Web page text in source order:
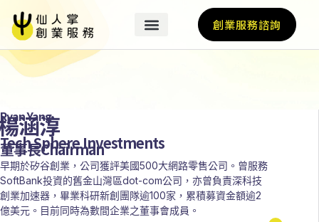
創業服務諮詢
Ryan Yang
涵淳
Tech Sphere Investments
董事長Chairman
早期於矽谷創業，公司獲評美國500大網路零售公司。曾服務
SoftBank投資的舊金山灣區dot-com公司，亦曾負責深科技
創業加速器，畢業科研新創團隊逾100家，累積募資金額逾2
億美元。目前同時為數間企業之董事會成員。